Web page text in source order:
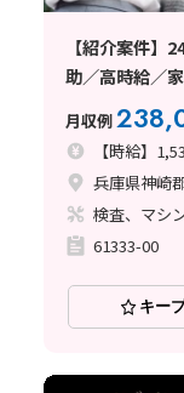
【紹介案件】
助／高時給／
月収例
【時給】
兵庫県神崎
検査、マシ
61333-00
キー